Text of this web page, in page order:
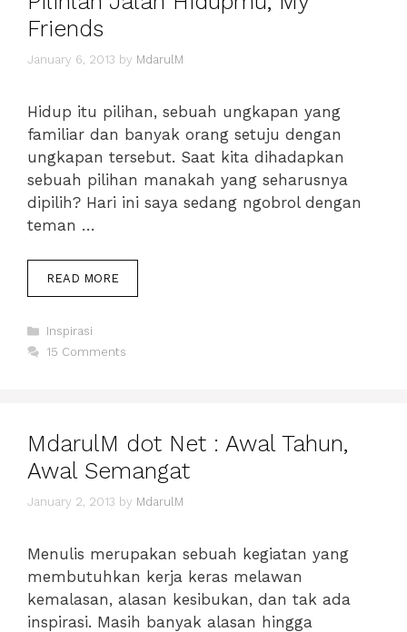
Friends
January 6, 2013 by MdarulM
Hidup itu pilihan, sebuah ungkapan yang
familiar dan banyak orang setuju dengan
ungkapan tersebut. Saat kita dihadapkan
sebuah pilihan manakah yang seharusnya
dipilih? Hari ini saya sedang ngobrol dengan
teman …
READ MORE
JALAN
FRIENDS
Categories
Inspirasi
15 Comments
MdarulM dot Net : Awal Tahun,
Awal Semangat
January 2, 2013 by MdarulM
Menulis merupakan sebuah kegiatan yang
membutuhkan kerja keras melawan
kemalasan, alasan kesibukan, dan tak ada
inspirasi. Masih banyak alasan hingga